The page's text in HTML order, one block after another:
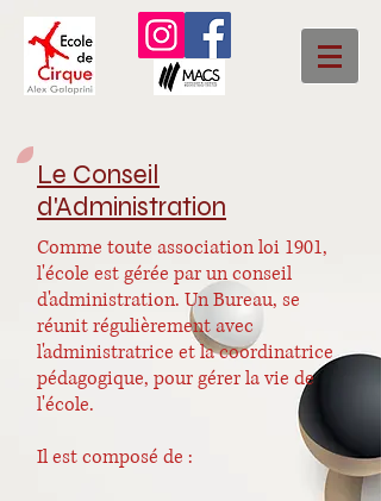
Le Conseil
d'Administration
Comme toute association loi 1901,
l'école est gérée par un conseil
d'administration. Un Bureau, se
réunit régulièrement avec
l'administratrice et la coordinatrice
pédagogique, pour gérer la vie de
l'école.
Il est composé de :